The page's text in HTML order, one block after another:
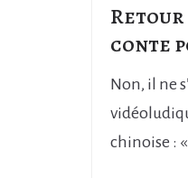
Retour
conte
Non, il ne
chinoise :